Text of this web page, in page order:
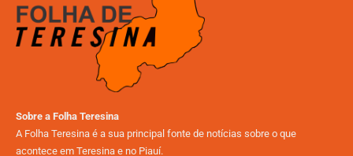
Sobre a Folha Teresina
A Folha Teresina é a sua principal fonte de notícias sobre o que
acontece em Teresina e no Piauí.